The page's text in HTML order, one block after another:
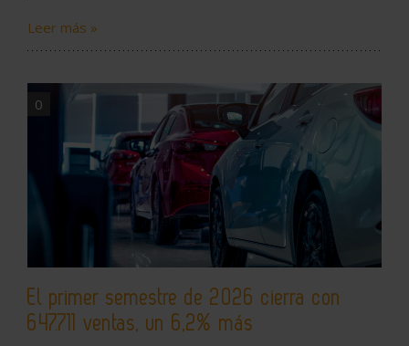
Leer más »
0
El primer semestre de 2026 cierra con
647.711 ventas, un 6,2% más